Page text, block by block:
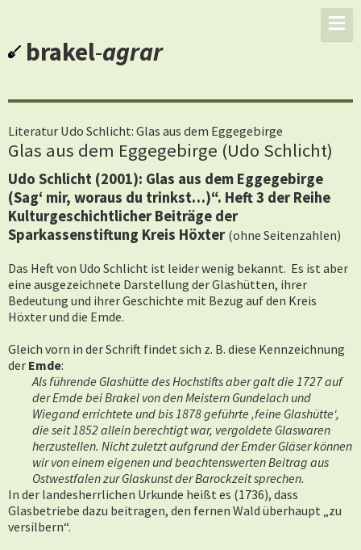
brakel-agrar
Literatur Udo Schlicht: Glas aus dem Eggegebirge
Glas aus dem Eggegebirge (Udo Schlicht)
Udo Schlicht (2001): Glas aus dem Eggegebirge
(Sag‘ mir, woraus du trinkst…)“. Heft 3 der Reihe
Kulturgeschichtlicher Beiträge der
Sparkassenstiftung Kreis Höxter (ohne Seitenzahlen)
Das Heft von Udo Schlicht ist leider wenig bekannt. Es ist aber
eine ausgezeichnete Darstellung der Glashütten, ihrer
Bedeutung und ihrer Geschichte mit Bezug auf den Kreis
Höxter und die Emde.
Gleich vorn in der Schrift findet sich z. B. diese Kennzeichnung
der Emde:
Als führende Glashütte des Hochstifts aber galt die 1727 auf
der Emde bei Brakel von den Meistern Gundelach und
Wiegand errichtete und bis 1878 geführte ‚feine Glashütte‘,
die seit 1852 allein berechtigt war, vergoldete Glaswaren
herzustellen. Nicht zuletzt aufgrund der Emder Gläser können
wir von einem eigenen und beachtenswerten Beitrag aus
Ostwestfalen zur Glaskunst der Barockzeit sprechen.
In der landesherrlichen Urkunde heißt es (1736), dass
Glasbetriebe dazu beitragen, den fernen Wald überhaupt „zu
versilbern“.